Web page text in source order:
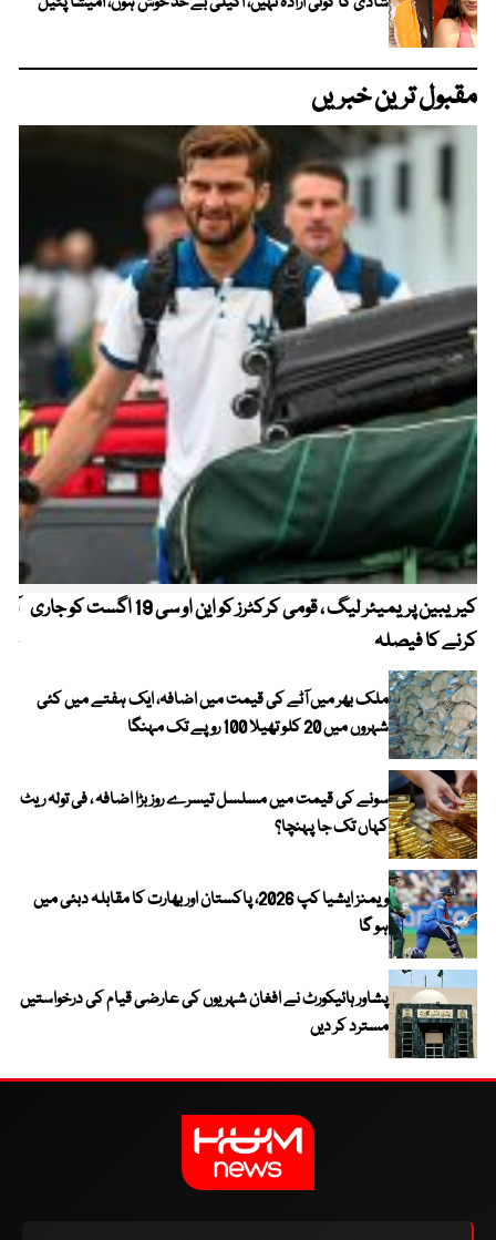
مقبول ترین خبریں
کیریبین پریمیئر لیگ ، قومی کرکٹرز کو این او سی 19 اگست کو جاری
کرنے کا فیصلہ
ملک بھر میں آٹے کی قیمت میں اضافہ، ایک ہفتے میں کئی
شہروں میں 20 کلو تھیلا 100 روپے تک مہنگا
سونے کی قیمت میں مسلسل تیسرے روز بڑا اضافہ ، فی تولہ ریٹ
کہاں تک جا پہنچا؟
ویمنز ایشیا کپ 2026، پاکستان اور بھارت کا مقابلہ دبئی میں
ہو گا
پشاور ہائیکورٹ نے افغان شہریوں کی عارضی قیام کی درخواستیں
مسترد کر دیں